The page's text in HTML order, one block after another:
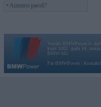
• Aizmirsi paroli?
Vortāls BMWPower.lv
kopš 2002. gada 14.
BMW AG.
Par BMWPower
Kontakti